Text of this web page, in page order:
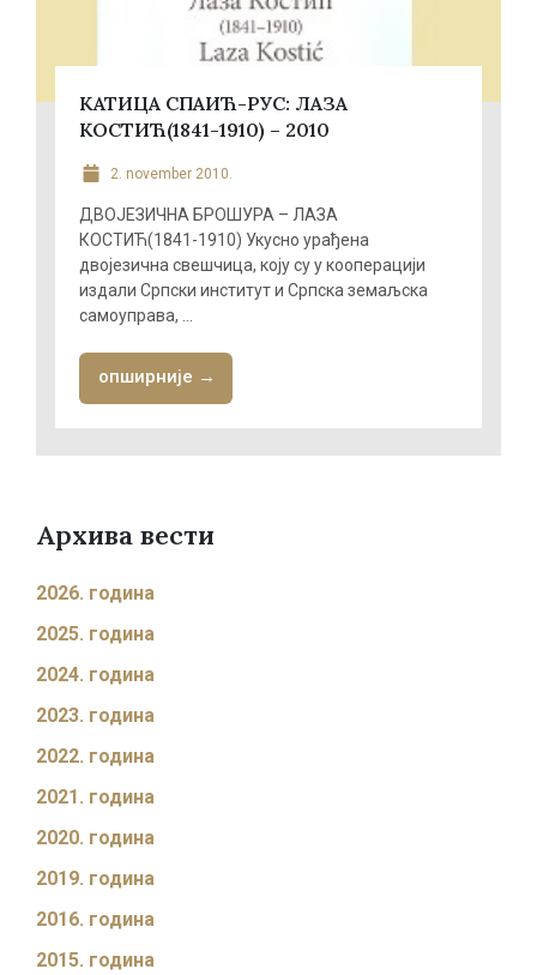
КАТИЦА СПАИЋ-РУС: ЛАЗА
КОСТИЋ(1841-1910) – 2010
2. november 2010.
ДВОЈЕЗИЧНА БРОШУРА – ЛАЗА
КОСТИЋ(1841-1910) Укусно урађена
двојезична свешчица, коју су у кооперацији
издали Српски институт и Српска земаљска
самоуправа, ...
опширније →
Архива вести
2026. година
2025. година
2024. година
2023. година
2022. година
2021. година
2020. година
2019. година
2016. година
2015. година